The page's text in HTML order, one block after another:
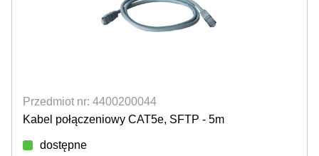
Przedmiot nr: 4400200044
Kabel połączeniowy CAT5e, SFTP - 5m
dostępne